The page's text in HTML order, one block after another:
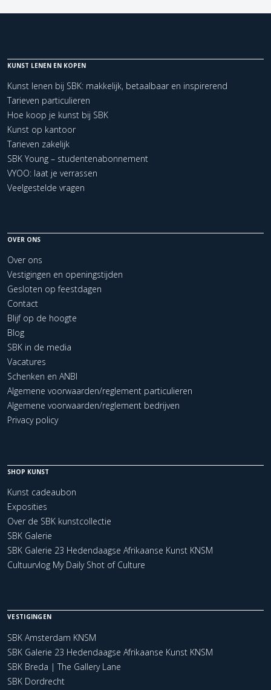
KUNST LENEN EN KOPEN
Kunst lenen bij SBK: makkelijk, betaalbaar en inspirerend
Tarieven particulieren
Hoe koop je kunst bij SBK
Kunst op kantoor
Tarieven zakelijk
SBK Young – studentenabonnement
VYOO: laat je verrassen
Veelgestelde vragen
OVER ONS
Over ons
Vestigingen en openingstijden
Gesloten op feestdagen
Contact
Blijf op de hoogte
Blog
SBK in de media
Vacatures
Schenken en ANBI
Algemene voorwaarden/reglement particulieren
Algemene voorwaarden/reglement bedrijven
Privacy policy
SHOP KUNST
Kunst cadeaubon
Exposities
Over de SBK kunstcollectie
SBK Galerie
SBK Galerie 23 Hedendaagse Afrikaanse Kunst KNSM
Cultuurvlog My Daily Shot of Culture
VESTIGINGEN
SBK Amsterdam KNSM
SBK Galerie 23 Hedendaagse Afrikaanse Kunst KNSM
SBK Breda | The Gallery Lane
SBK Dordrecht